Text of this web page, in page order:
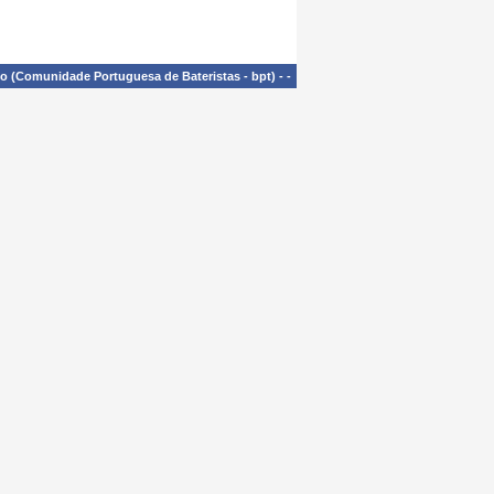
(Comunidade Portuguesa de Bateristas - bpt) - -